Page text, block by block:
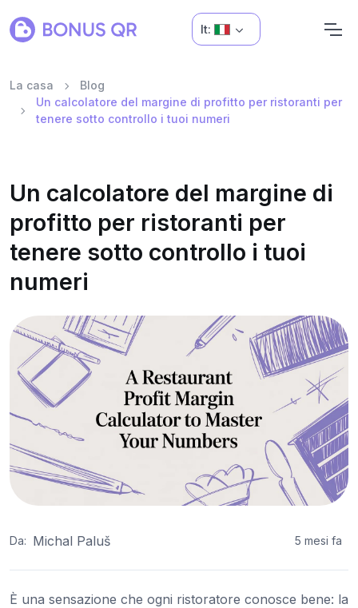
It:
La casa
Blog
Un calcolatore del margine di profitto per ristoranti per
tenere sotto controllo i tuoi numeri
Un calcolatore del margine di
profitto per ristoranti per
tenere sotto controllo i tuoi
numeri
Da: Michal Paluš 5 mesi fa
È una sensazione che ogni ristoratore conosce bene: la